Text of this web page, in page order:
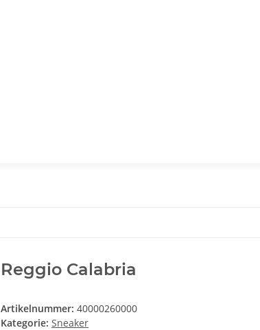
Reggio Calabria
Artikelnummer: 40000260000
Kategorie: Sneaker